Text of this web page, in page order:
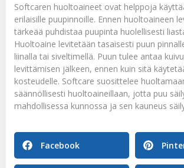
Softcaren huoltoaineet ovat helppoja
erilaisille puupinnoille. Ennen huoltoaineen
tärkeää puhdistaa puupinta huolellisesti
Huoltoaine levitetään tasaisesti puun
liinalla tai siveltimellä. Puun tulee antaa
levittämisen jälkeen, ennen kuin sitä
kosteudelle. Softcare suosittelee
säännöllisesti huoltoaineillaan, jotta puu
mahdollisessa kunnossa ja sen kauneus
Facebook